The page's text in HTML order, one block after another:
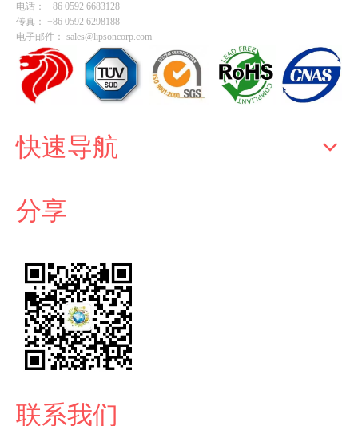
电话： +86 0592 6683128
传真： +86 0592 6298188
电子邮件： sales@lipsoncorp.com
快速导航
分享
联系我们